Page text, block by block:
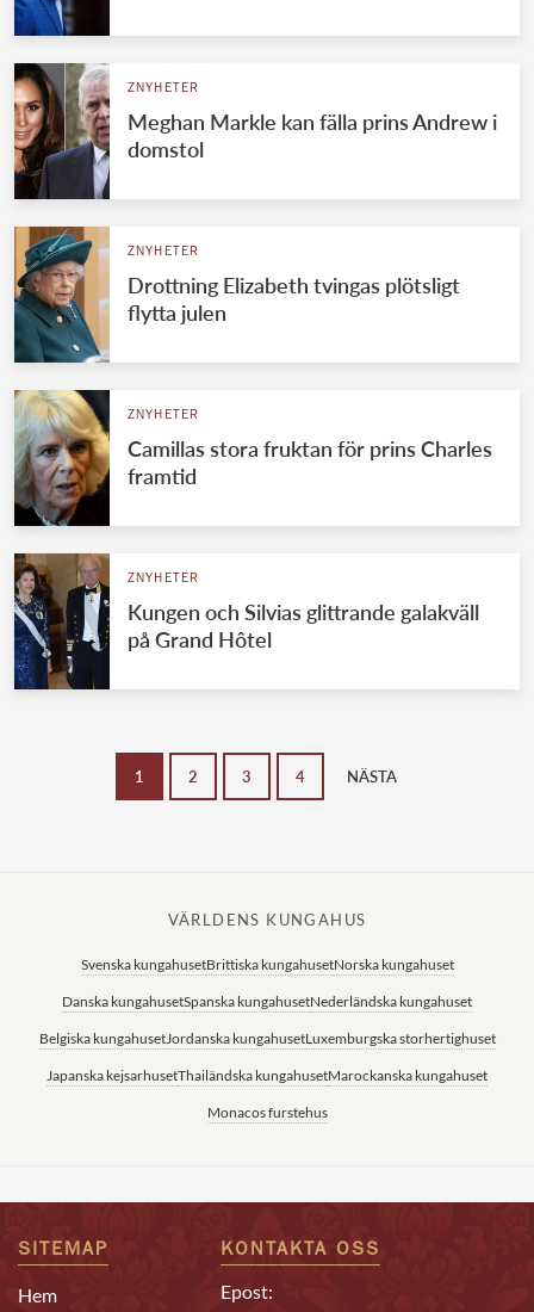
ZNYHETER
Meghan Markle kan fälla prins Andrew i
domstol
ZNYHETER
Drottning Elizabeth tvingas plötsligt
flytta julen
ZNYHETER
Camillas stora fruktan för prins Charles
framtid
ZNYHETER
Kungen och Silvias glittrande galakväll
på Grand Hôtel
1 2 3 4 NÄSTA
VÄRLDENS KUNGAHUS
Svenska kungahusetBrittiska kungahusetNorska kungahuset
Danska kungahusetSpanska kungahusetNederländska kungahuset
Belgiska kungahusetJordanska kungahusetLuxemburgska storhertighuset
Japanska kejsarhusetThailändska kungahusetMarockanska kungahuset
Monacos furstehus
SITEMAP
Hem
KONTAKTA OSS
Epost: